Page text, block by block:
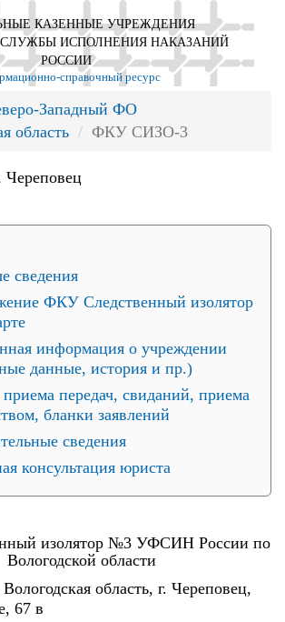
КАЗЕННЫЕ УЧРЕЖДЕНИЯ
ИСПОЛНЕНИЯ НАКАЗАНИЙ
РОССИИ
справочный ресурс
Западный ФО
область
ФКУ СИЗО-3
сведения
ФКУ Следственный изолятор
информация о учреждении
данные, история и пр.)
передач, свиданий, приема
бланки заявлений
сведения
консультация юриста
изолятор №3 УФСИН России по
Вологодской области
область, г. Череповец,
67 в